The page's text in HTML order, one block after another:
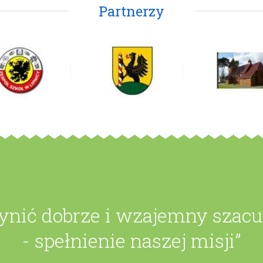
Partnerzy
dobrze i wzajemny
- spełnienie naszej misji”